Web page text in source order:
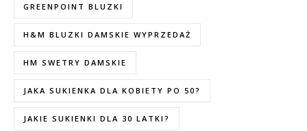
GREENPOINT BLUZKI
H&M BLUZKI DAMSKIE WYPRZEDAŻ
HM SWETRY DAMSKIE
JAKA SUKIENKA DLA KOBIETY PO 50?
JAKIE SUKIENKI DLA 30 LATKI?